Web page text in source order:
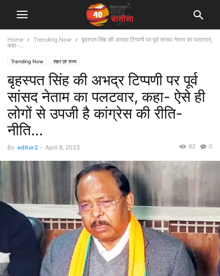
Home Trending Now
बृहस्पत सिंह की अभद्र टिप्पणी पर पूर्व सांसद नेताम का पलटवार,
कहा-...
Trending Now शहर एवं राज्य
बृहस्पत सिंह की अभद्र टिप्पणी पर पूर्व
सांसद नेताम का पलटवार, कहा- ऐसे ही
लोगों से उपजी है कांग्रेस की रीति-
नीति…
By editor2 - April 8, 2023 0
82